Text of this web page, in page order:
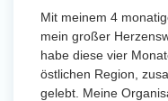
Mit meinem 4
mein großer
habe diese vier
östlichen Region,
gelebt. Meine